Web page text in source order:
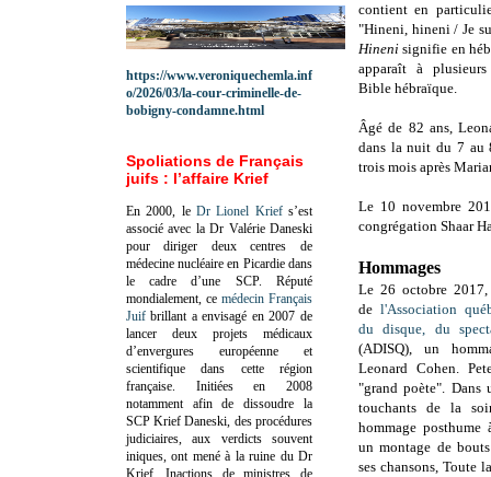
contient en
"Hineni, hineni / Je
Hinenisignifie en
apparaît à
Bible hébraïque.
Âgé de 82 ans,
dans la nuit du 7 au
trois mois après
Le 10 novembre
congrégation Shaar
Hommages
Le 26 octobre
del'Association
du disque, du
(ADISQ), un
Leonard Cohen.
"grand poète". Dans
touchants de la
hommage posthume
un montage de
ses chansons, Toute
https://www.veroniquechemla.inf
o/2026/03/la-cour-criminelle-de-
bobigny-condamne.html
Spoliations de Français
juifs : l’affaire Krief
En 2000, le Dr Lionel Kriefs’est
associé avec la Dr Valérie Daneski
pour diriger deux centres de
médecine nucléaire en Picardie dans
le cadre d’une SCP. Réputé
mondialement, ce médecin Français
Juif brillant a envisagé en 2007 de
lancer deux projets médicaux
d’envergures européenne et
scientifique dans cette région
française. Initiées en 2008
notamment afin de dissoudre la
SCP Krief Daneski, des procédures
judiciaires, aux verdicts souvent
iniques, ont mené à la ruine du Dr
Krief.Inactions de ministres de